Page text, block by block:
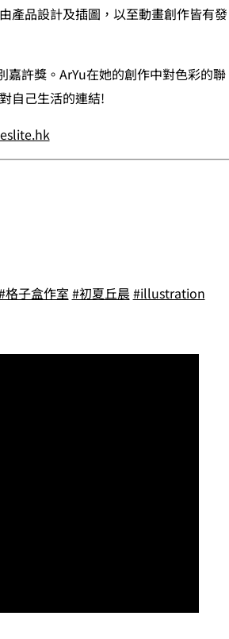
產品設計及插圖，以至動畫創作皆有發
許獎。ArYu在她的創作中對色彩的聯
自己生活的連結!
格子盒作室 #初夏丘晨#illustration